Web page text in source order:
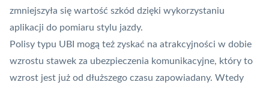
zmniejszyła się wartość szkód dzięki wykorzystaniu
aplikacji do pomiaru stylu jazdy.
Polisy typu UBI mogą też zyskać na atrakcyjności w dobie
wzrostu stawek za ubezpieczenia komunikacyjne, który to
wzrost jest już od dłuższego czasu zapowiadany. Wtedy